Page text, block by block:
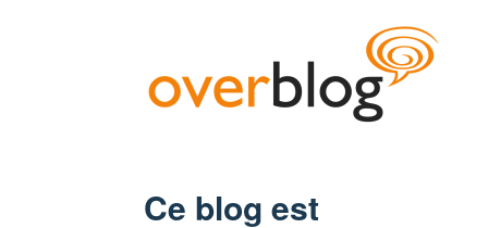
Ce blog est